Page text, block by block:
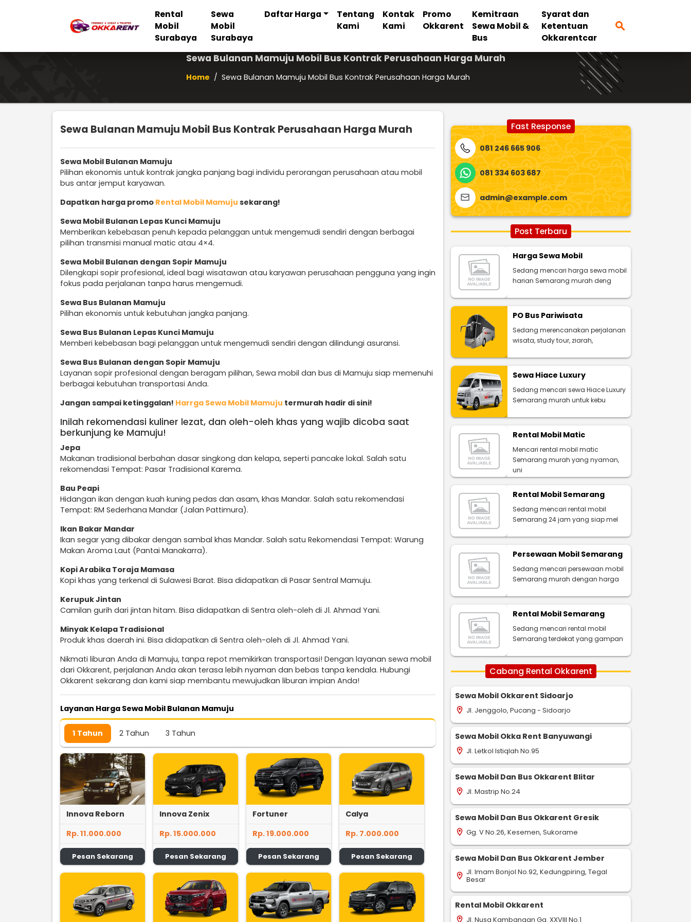
Rental
Mobil
Surabaya
Sewa
Mobil
Surabaya
Daftar Harga
Tentang
Kami
Kontak
Kami
Promo
Okkarent
Kemitraan
Sewa Mobil &
Bus
Syarat dan
Ketentuan
Okkarentcar
search
Sewa Bulanan Mamuju Mobil Bus Kontrak Perusahaan Harga Murah
Home / Sewa Bulanan Mamuju Mobil Bus Kontrak Perusahaan Harga Murah
Sewa Bulanan Mamuju Mobil Bus Kontrak Perusahaan Harga Murah
Sewa Mobil Bulanan Mamuju
Pilihan ekonomis untuk kontrak jangka panjang bagi individu perorangan perusahaan atau mobil
bus antar jemput karyawan.
Dapatkan harga promo Rental Mobil Mamuju sekarang!
Sewa Mobil Bulanan Lepas Kunci Mamuju
Memberikan kebebasan penuh kepada pelanggan untuk mengemudi sendiri dengan berbagai
pilihan transmisi manual matic atau 4×4.
Sewa Mobil Bulanan dengan Sopir Mamuju
Dilengkapi sopir profesional, ideal bagi wisatawan atau karyawan perusahaan pengguna yang ingin
fokus pada perjalanan tanpa harus mengemudi.
Sewa Bus Bulanan Mamuju
Pilihan ekonomis untuk kebutuhan jangka panjang.
Sewa Bus Bulanan Lepas Kunci Mamuju
Memberi kebebasan bagi pelanggan untuk mengemudi sendiri dengan dilindungi asuransi.
Sewa Bus Bulanan dengan Sopir Mamuju
Layanan sopir profesional dengan beragam pilihan, Sewa mobil dan bus di Mamuju siap memenuhi
berbagai kebutuhan transportasi Anda.
Jangan sampai ketinggalan! Harrga Sewa Mobil Mamuju termurah hadir di sini!
Inilah rekomendasi kuliner lezat, dan oleh-oleh khas yang wajib dicoba saat
berkunjung ke Mamuju!
Jepa
Makanan tradisional berbahan dasar singkong dan kelapa, seperti pancake lokal. Salah satu
rekomendasi Tempat: Pasar Tradisional Karema.
Bau Peapi
Hidangan ikan dengan kuah kuning pedas dan asam, khas Mandar. Salah satu rekomendasi
Tempat: RM Sederhana Mandar (Jalan Pattimura).
Ikan Bakar Mandar
Ikan segar yang dibakar dengan sambal khas Mandar. Salah satu Rekomendasi Tempat: Warung
Makan Aroma Laut (Pantai Manakarra).
Kopi Arabika Toraja Mamasa
Kopi khas yang terkenal di Sulawesi Barat. Bisa didapatkan di Pasar Sentral Mamuju.
Kerupuk Jintan
Camilan gurih dari jintan hitam. Bisa didapatkan di Sentra oleh-oleh di Jl. Ahmad Yani.
Minyak Kelapa Tradisional
Produk khas daerah ini. Bisa didapatkan di Sentra oleh-oleh di Jl. Ahmad Yani.
Nikmati liburan Anda di Mamuju, tanpa repot memikirkan transportasi! Dengan layanan sewa mobil
dari Okkarent, perjalanan Anda akan terasa lebih nyaman dan bebas tanpa kendala. Hubungi
Okkarent sekarang dan kami siap membantu mewujudkan liburan impian Anda!
Layanan Harga Sewa Mobil Bulanan Mamuju
1 Tahun 2 Tahun 3 Tahun
Innova Reborn
Rp. 11.000.000
Pesan Sekarang
Innova Zenix
Rp. 15.000.000
Pesan Sekarang
Fortuner
Rp. 19.000.000
Pesan Sekarang
Calya
Rp. 7.000.000
Pesan Sekarang
Fast Response
081 246 665 906
081 334 603 687
admin@example.com
Post Terbaru
Harga Sewa Mobil
Sedang mencari harga sewa mobil
harian Semarang murah deng
PO Bus Pariwisata
Sedang merencanakan perjalanan
wisata, study tour, ziarah,
Sewa Hiace Luxury
Sedang mencari sewa Hiace Luxury
Semarang murah untuk kebu
Rental Mobil Matic
Mencari rental mobil matic
Semarang murah yang nyaman,
uni
Rental Mobil Semarang
Sedang mencari rental mobil
Semarang 24 jam yang siap mel
Persewaan Mobil Semarang
Sedang mencari persewaan mobil
Semarang murah dengan harga
Rental Mobil Semarang
Sedang mencari rental mobil
Semarang terdekat yang gampan
Cabang Rental Okkarent
Sewa Mobil Okkarent Sidoarjo
location_on Jl. Jenggolo, Pucang - Sidoarjo
Sewa Mobil Okka Rent Banyuwangi
location_on Jl. Letkol Istiqlah No.95
Sewa Mobil Dan Bus Okkarent Blitar
location_on Jl. Mastrip No.24
Sewa Mobil Dan Bus Okkarent Gresik
location_on Gg. V No.26, Kesemen, Sukorame
Sewa Mobil Dan Bus Okkarent Jember
location_on Jl. Imam Bonjol No.92, Kedungpiring, Tegal
Besar
Rental Mobil Okkarent
location_on Jl. Nusa Kambangan Gg. XXVIII No.1